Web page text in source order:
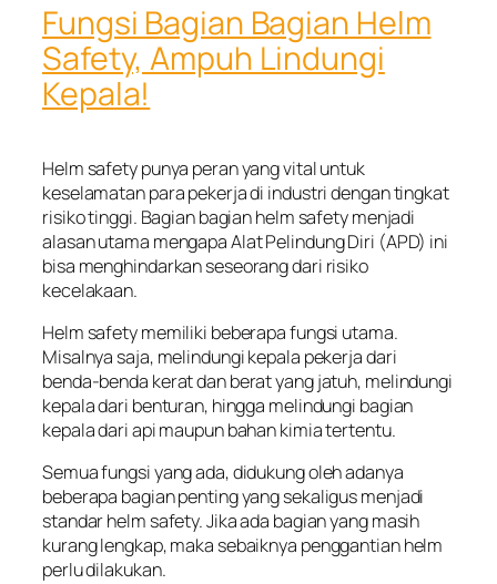
Fungsi Bagian Bagian Helm
Safety, Ampuh Lindungi
Kepala!
Helm safety punya peran yang vital untuk
keselamatan para pekerja di industri dengan tingkat
risiko tinggi. Bagian bagian helm safety menjadi
alasan utama mengapa Alat Pelindung Diri (APD) ini
bisa menghindarkan seseorang dari risiko
kecelakaan.
Helm safety memiliki beberapa fungsi utama.
Misalnya saja, melindungi kepala pekerja dari
benda-benda kerat dan berat yang jatuh, melindungi
kepala dari benturan, hingga melindungi bagian
kepala dari api maupun bahan kimia tertentu.
Semua fungsi yang ada, didukung oleh adanya
beberapa bagian penting yang sekaligus menjadi
standar helm safety. Jika ada bagian yang masih
kurang lengkap, maka sebaiknya penggantian helm
perlu dilakukan.